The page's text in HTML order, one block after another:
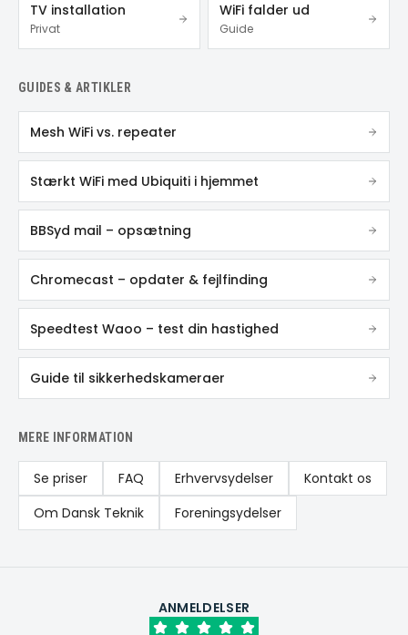
TV installation
Privat
WiFi falder ud
Guide
GUIDES & ARTIKLER
Mesh WiFi vs. repeater
Stærkt WiFi med Ubiquiti i hjemmet
BBSyd mail – opsætning
Chromecast – opdater & fejlfinding
Speedtest Waoo – test din hastighed
Guide til sikkerhedskameraer
MERE INFORMATION
Se priser FAQ Erhvervsydelser
Kontakt os
Om Dansk Teknik
Foreningsydelser
ANMELDELSER